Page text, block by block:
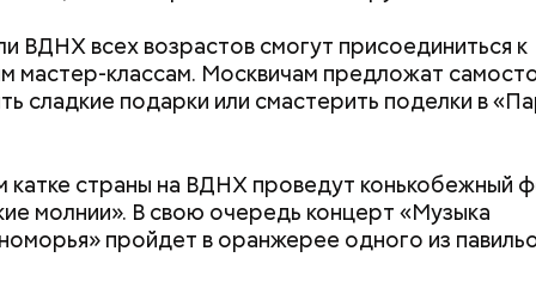
ВДНХ всех возрастов смогут присоединиться к
мастер-классам. Москвичам предложат
сладкие подарки или смастерить поделки в
катке страны на ВДНХ проведут конькобежный
молнии». В свою очередь концерт «Музыка
пройдет в оранжерее одного из
заместитель командира взвода факультета
сотрудников полиции для подразделений по
порядка, младший сержант полиции Камиль
с детства мечтал стать сотрудником
его больше всего привлекает общение
такой Роберт
просят
Маникюр кокошником
украшу: тренды маникюра в
Москве летом 2026